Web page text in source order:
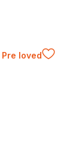
Pre loved